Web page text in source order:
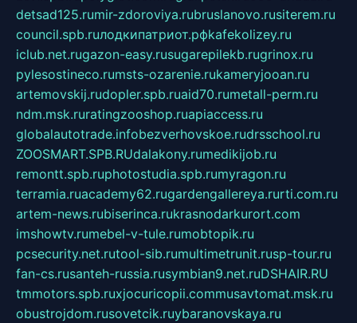
detsad125.rumir-zdoroviya.rubruslanovo.rusiterem.ru
council.spb.ruлодкипатриот.рфkafekolizey.ru
iclub.net.rugazon-easy.rusugarepilekb.rugrinox.ru
pylesostineco.rumsts-ozarenie.rukameryjooan.ru
artemovskij.rudopler.spb.ruaid70.rumetall-perm.ru
ndm.msk.ruratingzooshop.ruapiaccess.ru
globalautotrade.infobezverhovskoe.rudrsschool.ru
ZOOSMART.SPB.RUdalakony.rumedikijob.ru
remontt.spb.ruphotostudia.spb.rumyragon.ru
terramia.ruacademy62.rugardengallereya.rurti.com.ru
artem-news.rubiserinca.rukrasnodarkurort.com
imshowtv.rumebel-v-tule.rumobtopik.ru
pcsecurity.net.rutool-sib.rumultimetrunit.rusp-tour.ru
fan-cs.rusanteh-russia.rusymbian9.net.ruDSHAIR.RU
tmmotors.spb.ruxjocuricopii.commusavtomat.msk.ru
obustrojdom.rusovetcik.ruybaranovskaya.ru